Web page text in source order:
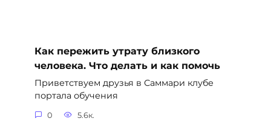
Как пережить утрату близкого
человека. Что делать и как помочь
Приветствуем друзья в Саммари клубе
портала обучения
0 5.6к.